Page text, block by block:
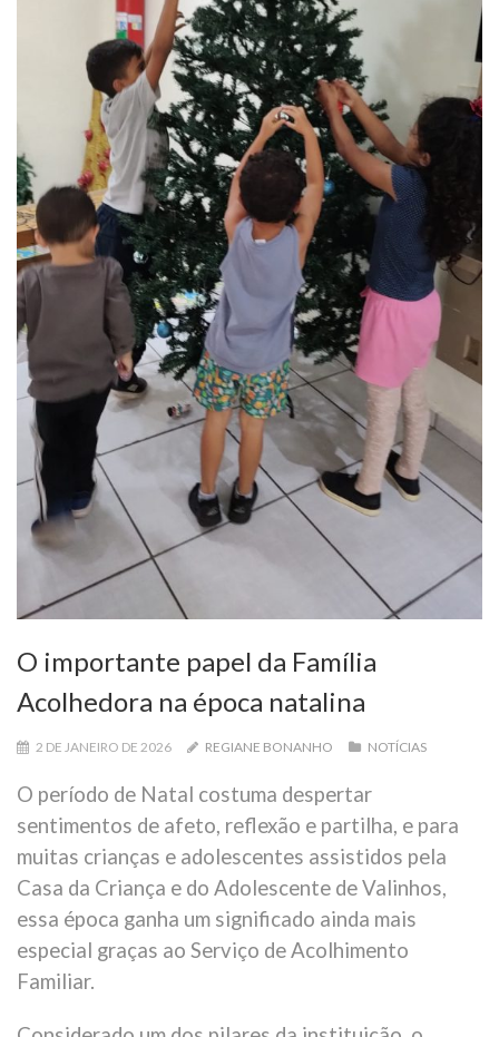
O importante papel da Família
Acolhedora na época natalina
2 DE JANEIRO DE 2026 REGIANE BONANHO NOTÍCIAS
O período de Natal costuma despertar
sentimentos de afeto, reflexão e partilha, e para
muitas crianças e adolescentes assistidos pela
Casa da Criança e do Adolescente de Valinhos,
essa época ganha um significado ainda mais
especial graças ao Serviço de Acolhimento
Familiar.